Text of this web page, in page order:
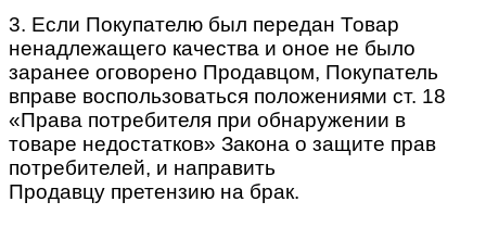
3. Если Покупателю был передан Товар
ненадлежащего качества и оное не было
заранее оговорено Продавцом, Покупатель
вправе воспользоваться положениями ст. 18
«Права потребителя при обнаружении в
товаре недостатков» Закона о защите прав
потребителей, и направить
Продавцу претензию на брак.